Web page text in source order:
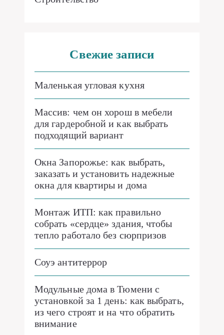
Свежие записи
Маленькая угловая кухня
Массив: чем он хорош в мебели
для гардеробной и как выбрать
подходящий вариант
Окна Запорожье: как выбрать,
заказать и установить надежные
окна для квартиры и дома
Монтаж ИТП: как правильно
собрать «сердце» здания, чтобы
тепло работало без сюрпризов
Соуэ антитеррор
Модульные дома в Тюмени с
установкой за 1 день: как выбрать,
из чего строят и на что обратить
внимание